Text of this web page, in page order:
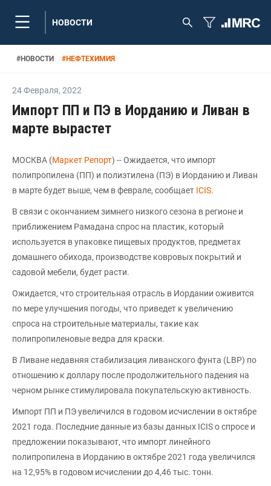
НОВОСТИ
#НОВОСТИ #НЕФТЕХИМИЯ
24 Февраля, 2022
Импорт ПП и ПЭ в Иорданию и Ливан в
марте вырастет
МОСКВА (Маркет Репорт) -- Ожидается, что импорт
полипропилена (ПП) и полиэтилена (ПЭ) в Иорданию и Ливан
в марте будет выше, чем в феврале, сообщает ICIS.
В связи с окончанием зимнего низкого сезона в регионе и
приближением Рамадана спрос на пластик, который
используется в упаковке пищевых продуктов, предметах
домашнего обихода, производстве ковровых покрытий и
садовой мебели, будет расти.
Ожидается, что строительная отрасль в Иордании оживится
по мере улучшения погоды, что приведет к увеличению
спроса на строительные материалы, такие как
полипропиленовые ведра для краски.
В Ливане недавняя стабилизация ливанского фунта (LBP) по
отношению к доллару после продолжительного падения на
черном рынке стимулировала покупательскую активность.
Импорт ПП и ПЭ увеличился в годовом исчислении в октябре
2021 года. Последние данные из базы данных ICIS о спросе и
предложении показывают, что импорт линейного
полипропилена в Иорданию в октябре 2021 года увеличился
на 12,95% в годовом исчислении до 4,46 тыс. тонн.